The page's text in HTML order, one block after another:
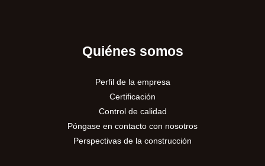
Quiénes somos
Perfil de la empresa
Certificación
Control de calidad
Póngase en contacto con nosotros
Perspectivas de la construcción